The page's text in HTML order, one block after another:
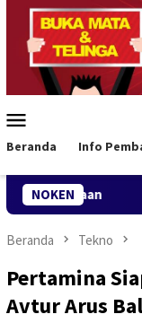
Loncat
konten
Mobile
Beranda Info
NOKEN
Beranda Tekno
Pertamina
Avtur Arus